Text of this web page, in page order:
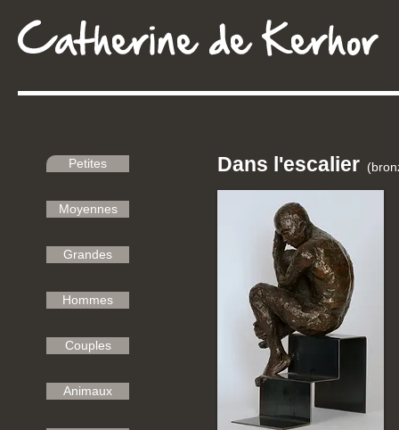
Dans l'escalier
Petites
Moyennes
Grandes
Hommes
Couples
Animaux